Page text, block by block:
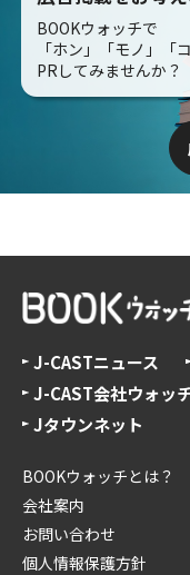
BOOKウォッチで
「ホン」「モノ」「
PRしてみませんか？
J-CASTニュース
J-CAST会社ウォッ
Jタウンネット
BOOKウォッチとは？
会社案内
お問い合わせ
個人情報保護方針